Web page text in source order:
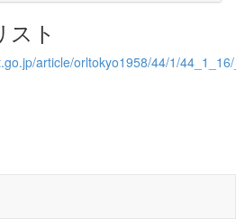
スト
article/orltokyo1958/44/1/